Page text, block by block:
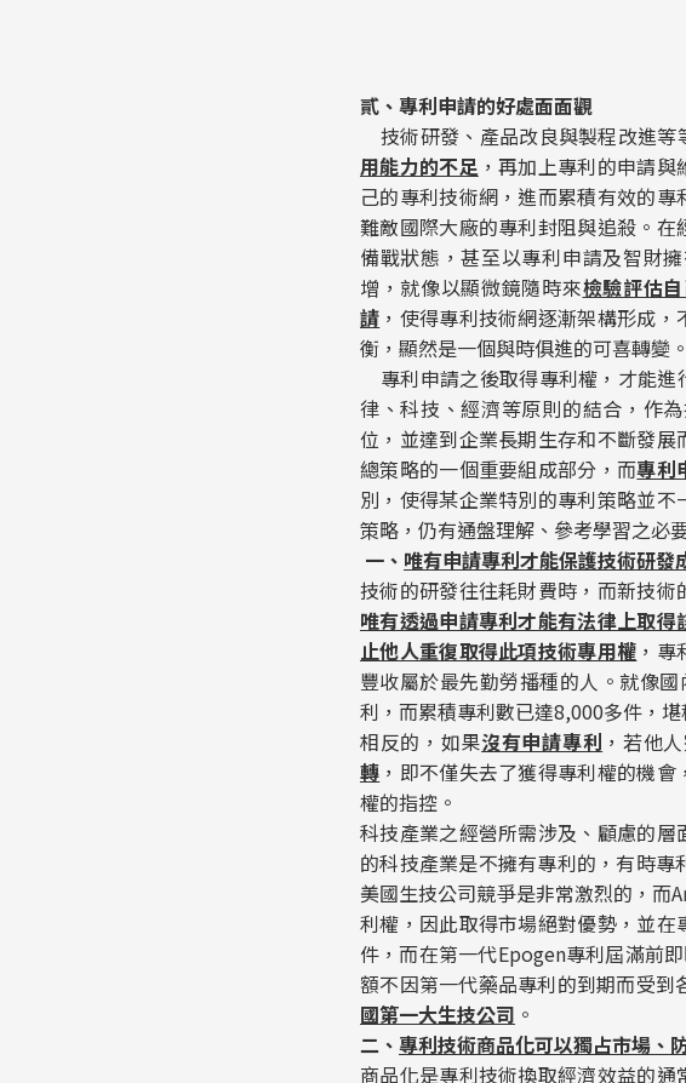
貳、專利申請的好處面面觀
技術研發、產品改良與製程改進等
用能力的不足，再加上專利的申請與
己的專利技術網，進而累積有效的
難敵國際大廠的專利封阻與追殺。
備戰狀態，甚至以專利申請及智財
增，就像以顯微鏡隨時來檢驗評估
請 ，使得專利技術網逐漸架構形成
衡，顯然是一個與時俱進的可喜轉變。
專利申請之後取得專利權，才能進
律、科技、經濟等原則的結合，作
位，並達到企業長期生存和不斷發
總策略的一個重要組成部分，而專利
別，使得某企業特別的專利策略並
策略，仍有通盤理解、參考學習之必
一、 唯有申請專利才能保護技術研發
技術的研發往往耗財費時，而新技術
唯有透過申請專利才能有法律上取得
止他人重復取得此項技術專用權 ，
豐收屬於最先勤勞播種的人。就像
利，而累積專利數已達8,000多件，
相反的，如果沒有申請專利 ，若他
轉 ，即不僅失去了獲得專利權的機
權的指控。
科技產業之經營所需涉及、顧慮的
的科技產業是不擁有專利的，有時
美國生技公司競爭是非常激烈的，而
利權，因此取得市場絕對優勢，並
件，而在第一代Epogen專利屆滿前
額不因第一代藥品專利的到期而受
國第一大生技公司 。
二、 專利技術商品化可以獨占市場、
商品化是專利技術換取經濟效益的